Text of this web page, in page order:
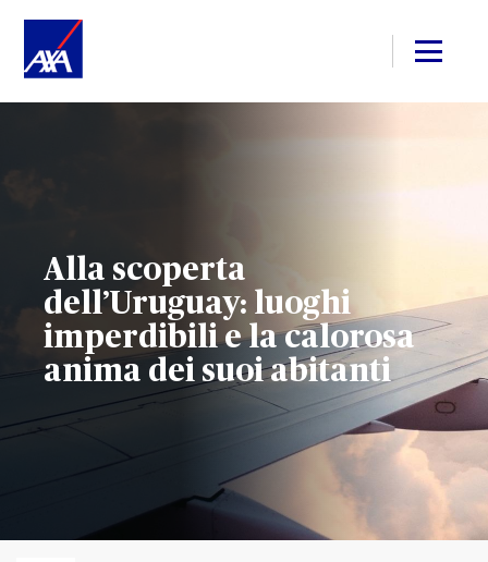
Alla scoperta
dell’Uruguay: luoghi
imperdibili e la calorosa
anima dei suoi abitanti